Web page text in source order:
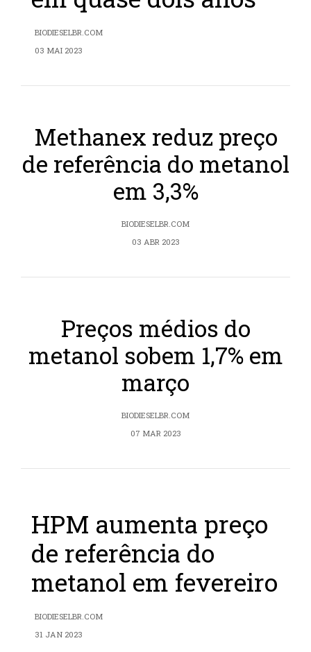
BIODIESELBR.COM
03 MAI 2023
Methanex reduz preço
de referência do metanol
em 3,3%
BIODIESELBR.COM
03 ABR 2023
Preços médios do
metanol sobem 1,7% em
março
BIODIESELBR.COM
07 MAR 2023
HPM aumenta preço
de referência do
metanol em fevereiro
BIODIESELBR.COM
31 JAN 2023